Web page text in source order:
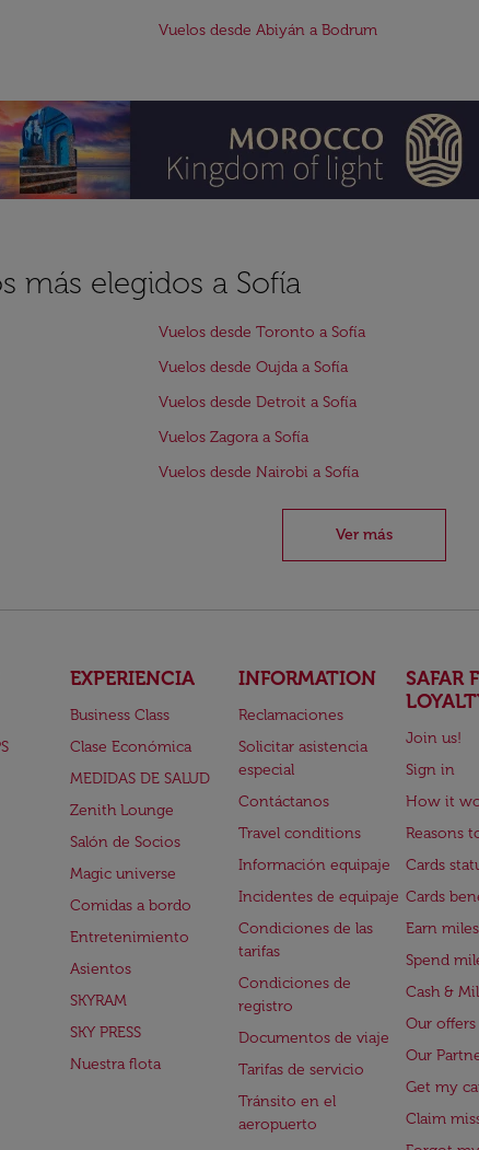
Vuelos desde Abiyán a Bodrum
más elegidos a Sofía
Vuelos desde Toronto a Sofía
Vuelos desde Oujda a Sofía
Vuelos desde Detroit a Sofía
Vuelos Zagora a Sofía
Vuelos desde Nairobi a Sofía
Ver más
EXPERIENCIA
Business Class
Clase Económica
MEDIDAS DE SALUD
Zenith Lounge
Salón de Socios
Magic universe
Comidas a bordo
Entretenimiento
Asientos
SKYRAM
SKY PRESS
Nuestra flota
INFORMATION
Reclamaciones
Solicitar asistencia
especial
Contáctanos
Travel conditions
Información equipaje
Incidentes de equipaje
Condiciones de las
tarifas
Condiciones de
registro
Documentos de viaje
Tarifas de servicio
Tránsito en el
aeropuerto
SAFAR
Join us!
Sign in
How it
Reasons
Cards
Cards
Earn miles
Spend
Cash &
Our offers
Our
Get my
Claim